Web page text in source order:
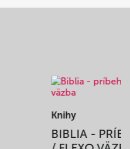
Knihy
BIBLIA -